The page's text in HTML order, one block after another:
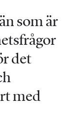
som är
det
med